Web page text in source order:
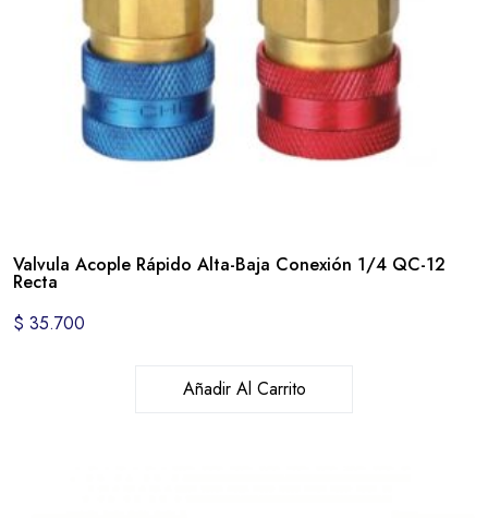
Valvula Acople Rápido Alta-Baja Conexión 1/4 QC-12
Recta
$ 35.700
Añadir Al Carrito